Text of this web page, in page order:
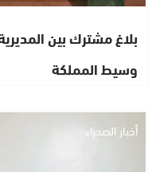
بلاغ مشترك بين
وسيط المملكة
أخبار الصحراء